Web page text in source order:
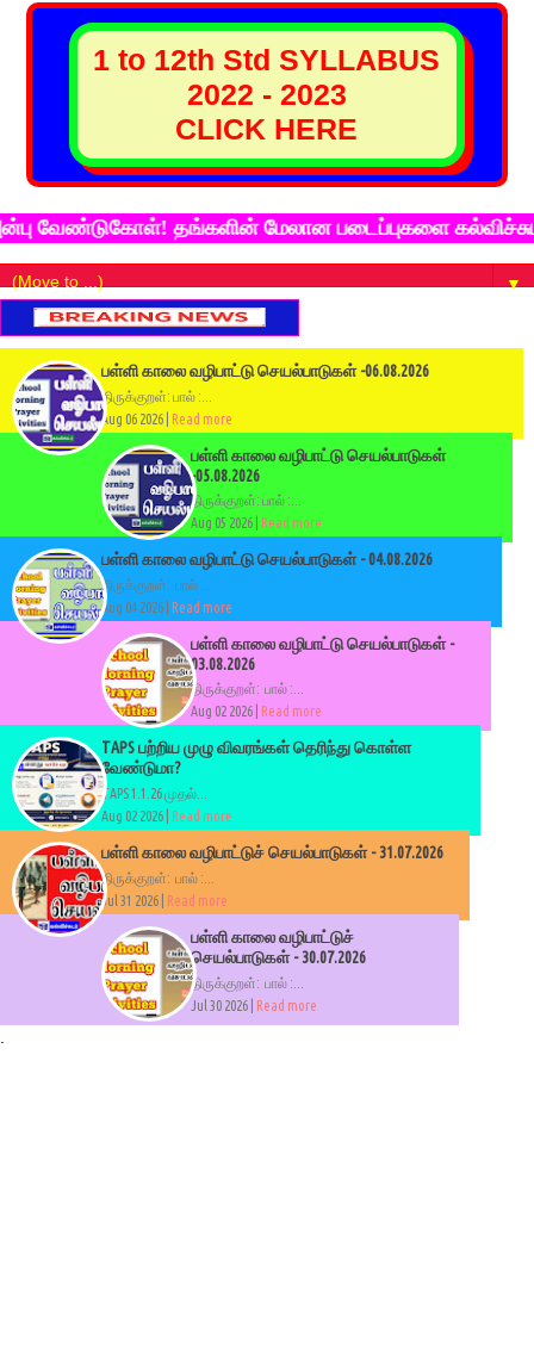
1 to 12th Std SYLLABUS
2022 - 2023
CLICK HERE
தங்களின் மேலான படைப்புகளை கல்விச்சுடர்
▼
பள்ளி காலை வழிபாட்டு செயல்பாடுகள் -06.08.2026
திருக்குறள்: பால் :...
Aug 06 2026 |
Read more
பள்ளி காலை வழிபாட்டு செயல்பாடுகள்
-05.08.2026
திருக்குறள்: பால் :...
Aug 05 2026 | Read more
பள்ளி காலை வழிபாட்டு செயல்பாடுகள் - 04.08.2026
திருக்குறள்: பால் :...
Aug 04 2026 | Read more
பள்ளி காலை வழிபாட்டு செயல்பாடுகள் -
03.08.2026
திருக்குறள்: பால் :...
Aug 02 2026 |
Read more
TAPS பற்றிய முழு விவரங்கள் தெரிந்து கொள்ள
வேண்டுமா?
TAPS 1.1.26 முதல்...
Aug 02 2026 | Read more
பள்ளி காலை வழிபாட்டுச் செயல்பாடுகள் - 31.07.2026
திருக்குறள்: பால் :...
Jul 31 2026 |
Read more
பள்ளி காலை வழிபாட்டுச்
செயல்பாடுகள் - 30.07.2026
திருக்குறள்: பால் :...
Jul 30 2026 |
Read more